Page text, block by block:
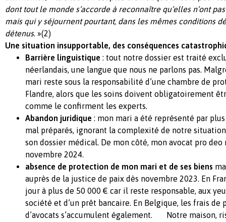
dont tout le monde s’accorde à reconnaître qu’elles n’ont
mais qui y séjournent pourtant, dans les mêmes conditions
détenus. »(2)
Une situation insupportable, des conséquences
Barrière linguistique : tout notre dossier est traité
néerlandais, une langue que nous ne parlons pas.
mari reste sous la responsabilité d’une chambre de
Flandre, alors que les soins doivent obligatoirement
comme le confirment les experts.
Abandon juridique : mon mari a été représenté par
mal préparés, ignorant la complexité de notre
son dossier médical. De mon côté, mon avocat pro
novembre 2024.
absence de protection de mon mari et de ses biens
auprès de la justice de paix dès novembre 2023. En
jour à plus de 50 000 € car il reste responsable, aux
société et d’un prêt bancaire. En Belgique, les frais de
d’avocats s’accumulent également. Notre maison,